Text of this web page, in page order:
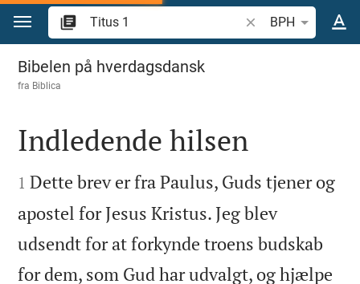
Gå til indhold
Søg efter bibelvers
BPH
Titus 1
Bibelen på hverdagsdansk
fra Biblica

Indledende hilsen

1 Dette brev er fra Paulus, Guds tjener og
apostel for Jesus Kristus. Jeg blev
udsendt for at forkynde troens budskab
for dem, som Gud har udvalgt, og hjælpe